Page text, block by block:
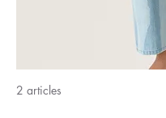
2 articles